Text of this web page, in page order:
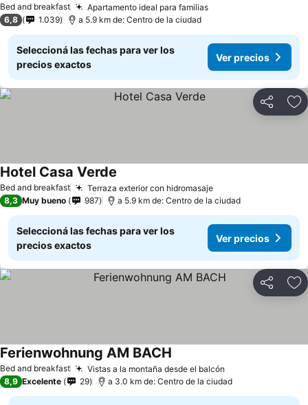
Bed and breakfast Apartamento ideal para familias
6,8 1.039 a 5.9 km de: Centro de la ciudad
Seleccioná las fechas para ver los
precios exactos
Ver precios
Compartir
Bed and breakfast Terraza exterior con hidromasaje
Hotel Casa Verde
8,3 Muy bueno 987 a 5.9 km de: Centro de la ciudad
Seleccioná las fechas para ver los
precios exactos
Ver precios
Compartir
Bed and breakfast Vistas a la montaña desde el balcón
Ferienwohnung AM BACH
8,9 Excelente 29 a 3.0 km de: Centro de la ciudad